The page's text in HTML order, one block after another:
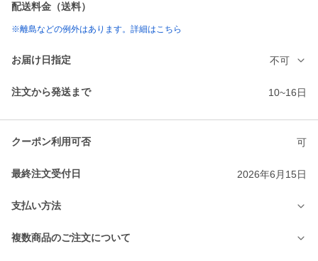
配送料金（送料）
※離島などの例外はあります。詳細はこちら
お届け日指定 不可
注文から発送まで 10~16日
クーポン利用可否 可
最終注文受付日 2026年6月15日
支払い方法
複数商品のご注文について